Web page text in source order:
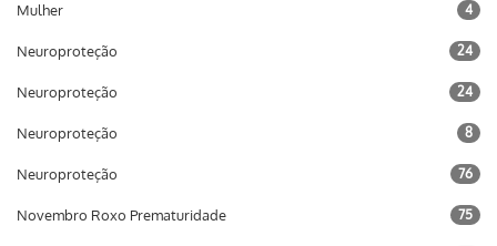
Mulher 4
Neuroproteção 24
Neuroproteção 24
Neuroproteção 8
Neuroproteção 76
Novembro Roxo Prematuridade 75